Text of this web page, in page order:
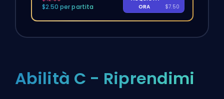
$2.50 per partita
ORA
$7.50
Abilità C - Riprendimi